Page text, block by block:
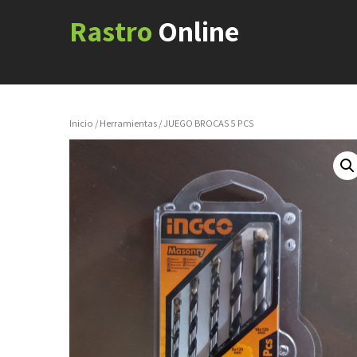
Rastro Online
Inicio /Herramientas/ JUEGO BROCAS 5 PCS